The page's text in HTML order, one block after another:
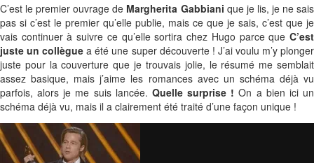
C’est le premier ouvrage de Margherita Gabbiani que je lis, je ne sais
pas si c’est le premier qu’elle publie, mais ce que je sais, c’est que je
vais continuer à suivre ce qu’elle sortira chez Hugo parce que C’est
juste un collègue a été une super découverte ! J’ai voulu m’y plonger
juste pour la couverture que je trouvais jolie, le résumé me semblait
assez basique, mais j’aime les romances avec un schéma déjà vu
parfois, alors je me suis lancée. Quelle surprise !On a bien ici un
schéma déjà vu, mais il a clairement été traité d’une façon unique !